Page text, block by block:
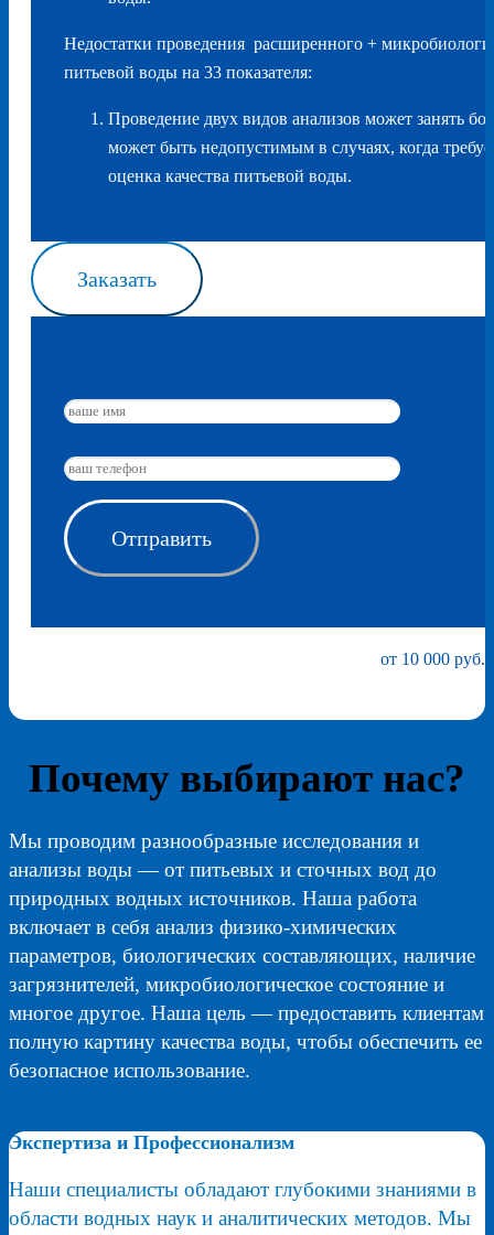
Недостатки проведения расширенного +
питьевой воды на 33 показателя:
Проведение двух видов анализов может занять
может быть недопустимым в случаях, когда
оценка качества питьевой воды.
Заказать
от 10 000 руб.
Почему выбирают нас?
Мы проводим разнообразные исследования и
анализы воды — от питьевых и сточных вод до
природных водных источников. Наша работа
включает в себя анализ физико-химических
параметров, биологических составляющих, наличие
загрязнителей, микробиологическое состояние и
многое другое. Наша цель — предоставить клиентам
полную картину качества воды, чтобы обеспечить ее
безопасное использование.
Экспертиза и Профессионализм
Наши специалисты обладают глубокими знаниями в
области водных наук и аналитических методов. Мы